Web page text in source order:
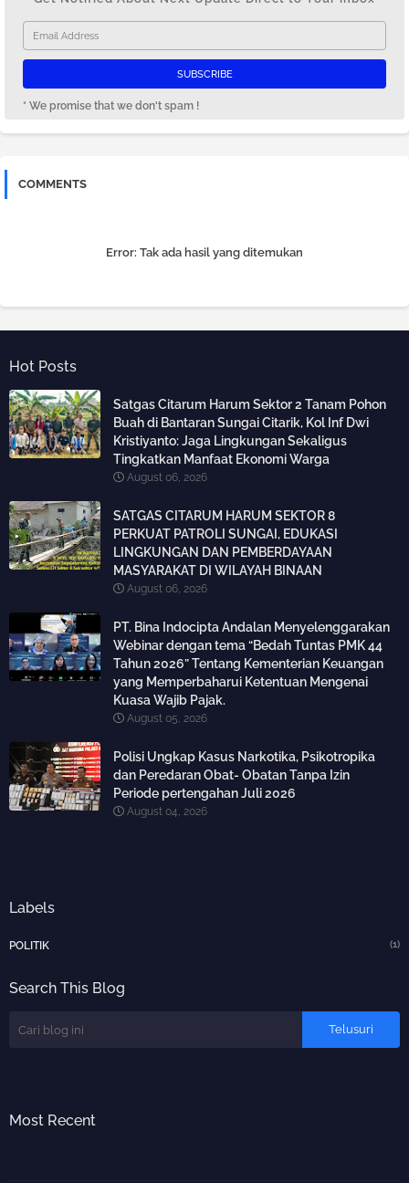
* We promise that we don't spam !
COMMENTS
Error: Tak ada hasil yang ditemukan
Hot Posts
Satgas Citarum Harum Sektor 2 Tanam Pohon
Buah di Bantaran Sungai Citarik, Kol Inf Dwi
Kristiyanto: Jaga Lingkungan Sekaligus
Tingkatkan Manfaat Ekonomi Warga
August 06, 2026
SATGAS CITARUM HARUM SEKTOR 8
PERKUAT PATROLI SUNGAI, EDUKASI
LINGKUNGAN DAN PEMBERDAYAAN
MASYARAKAT DI WILAYAH BINAAN
August 06, 2026
PT. Bina Indocipta Andalan Menyelenggarakan
Webinar dengan tema “Bedah Tuntas PMK 44
Tahun 2026” Tentang Kementerian Keuangan
yang Memperbaharui Ketentuan Mengenai
Kuasa Wajib Pajak.
August 05, 2026
Polisi Ungkap Kasus Narkotika, Psikotropika
dan Peredaran Obat- Obatan Tanpa Izin
Periode pertengahan Juli 2026
August 04, 2026
Labels
POLITIK (1)
Search This Blog
Most Recent